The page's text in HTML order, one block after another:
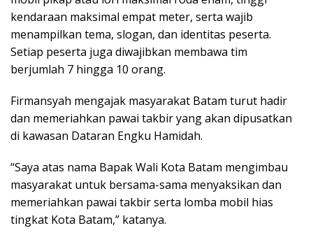
kendaraan maksimal empat meter, serta wajib
menampilkan tema, slogan, dan identitas peserta.
Setiap peserta juga diwajibkan membawa tim
berjumlah 7 hingga 10 orang.
Firmansyah mengajak masyarakat Batam turut hadir
dan memeriahkan pawai takbir yang akan dipusatkan
di kawasan Dataran Engku Hamidah.
“Saya atas nama Bapak Wali Kota Batam mengimbau
masyarakat untuk bersama-sama menyaksikan dan
memeriahkan pawai takbir serta lomba mobil hias
tingkat Kota Batam,” katanya.